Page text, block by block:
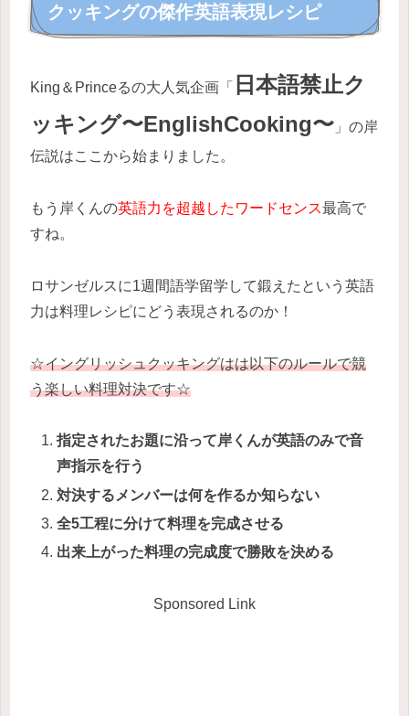
クッキングの傑作英語表現レシピ
King＆Princeるの大人気企画「
日本語禁止ク
ッキング〜EnglishCooking〜 」の岸
伝説はここから始まりました。
もう岸くんの英語力を超越したワードセンス最高で
すね。
ロサンゼルスに1週間語学留学して鍛えたという英語
力は料理レシピにどう表現されるのか！
☆イングリッシュクッキングはは以下のルールで競
う楽しい料理対決です☆
指定されたお題に沿って岸くんが英語のみで音
声指示を行う
対決するメンバーは何を作るか知らない
全5工程に分けて料理を完成させる
出来上がった料理の完成度で勝敗を決める
Sponsored Link